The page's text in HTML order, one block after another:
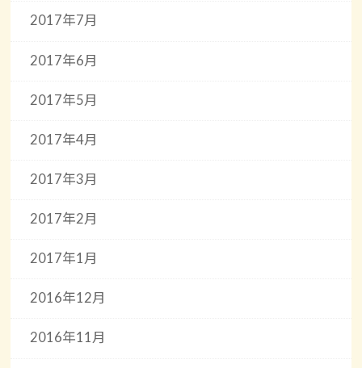
2017年7月
2017年6月
2017年5月
2017年4月
2017年3月
2017年2月
2017年1月
2016年12月
2016年11月